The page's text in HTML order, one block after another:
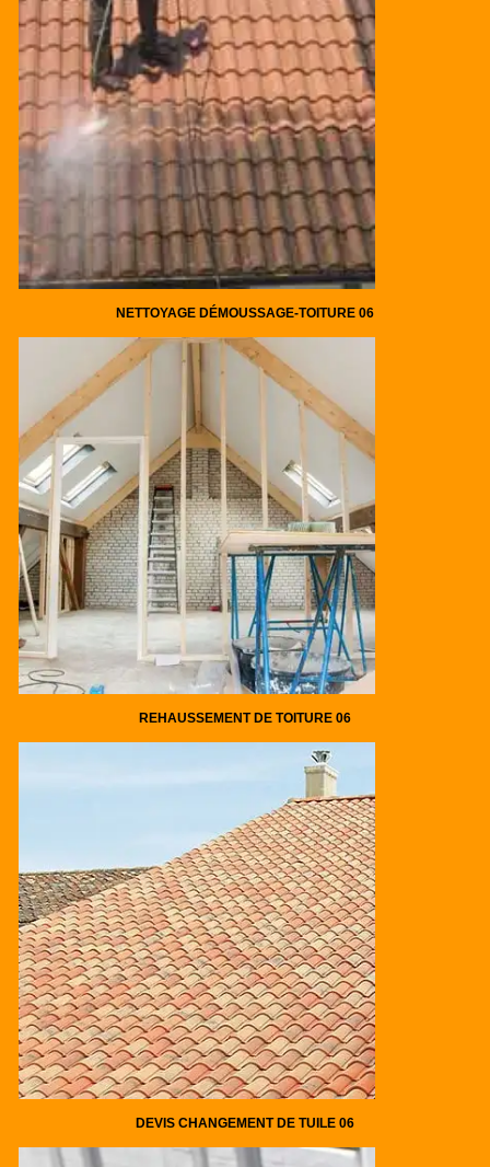
NETTOYAGE DÉMOUSSAGE-TOITURE 06
REHAUSSEMENT DE TOITURE 06
DEVIS CHANGEMENT DE TUILE 06